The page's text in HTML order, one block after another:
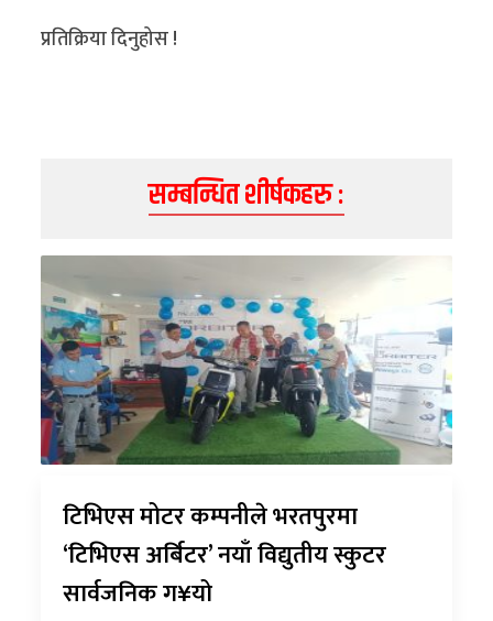
प्रतिक्रिया दिनुहोस !
सम्बन्धित शीर्षकहरु :
टिभिएस मोटर कम्पनीले भरतपुरमा
‘टिभिएस अर्बिटर’ नयाँ विद्युतीय स्कुटर
सार्वजनिक ग¥यो